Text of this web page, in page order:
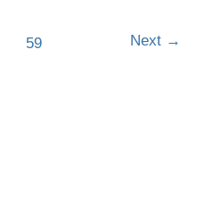
59 Next →